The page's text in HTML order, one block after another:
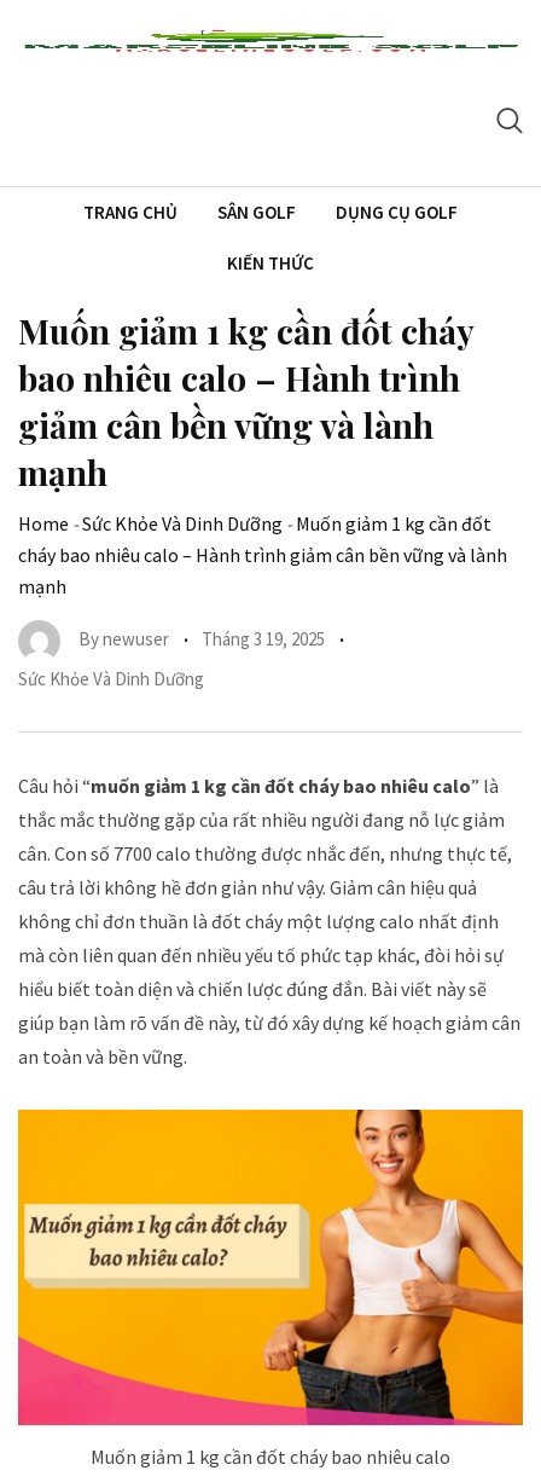
TRANG CHỦ SÂN GOLF DỤNG CỤ GOLF
KIẾN THỨC
Muốn giảm 1 kg cần đốt cháy
bao nhiêu calo – Hành trình
giảm cân bền vững và lành
mạnh
Home -Sức Khỏe Và Dinh Dưỡng -Muốn giảm 1 kg cần đốt
cháy bao nhiêu calo – Hành trình giảm cân bền vững và lành
mạnh
Bynewuser
Tháng 3 19, 2025
Sức Khỏe Và Dinh Dưỡng
Câu hỏi “muốn giảm 1 kg cần đốt cháy bao nhiêu calo” là
thắc mắc thường gặp của rất nhiều người đang nỗ lực giảm
cân. Con số 7700 calo thường được nhắc đến, nhưng thực tế,
câu trả lời không hề đơn giản như vậy. Giảm cân hiệu quả
không chỉ đơn thuần là đốt cháy một lượng calo nhất định
mà còn liên quan đến nhiều yếu tố phức tạp khác, đòi hỏi sự
hiểu biết toàn diện và chiến lược đúng đắn. Bài viết này sẽ
giúp bạn làm rõ vấn đề này, từ đó xây dựng kế hoạch giảm cân
an toàn và bền vững.
Muốn giảm 1 kg cần đốt cháy bao nhiêu calo